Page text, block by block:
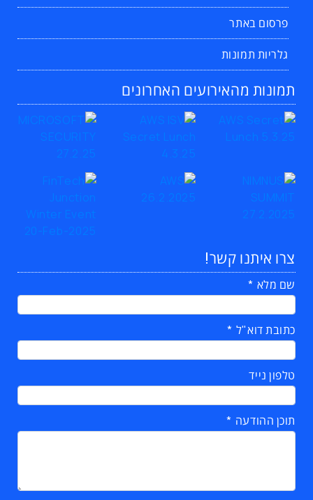
פרסום באתר
גלריות תמונות
תמונות מהאירועים האחרונים
צרו איתנו קשר!
שם מלא
כתובת דוא"ל
טלפון נייד
תוכן ההודעה